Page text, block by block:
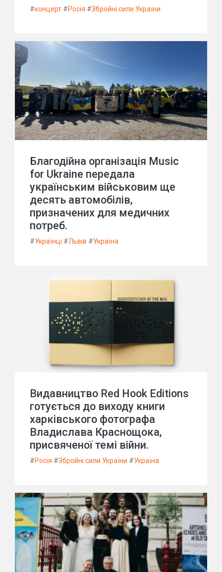
#концерт #Росія #Збройні сили України
Благодійна організація Music
for Ukraine передала
українським військовим ще
десять автомобілів,
призначених для медичних
потреб.
#Українці #Львів #Україна
Видавництво Red Hook Editions
готується до виходу книги
харківського фотографа
Владислава Краснощока,
присвяченої темі війни.
#Росія #Збройні сили України #Україна